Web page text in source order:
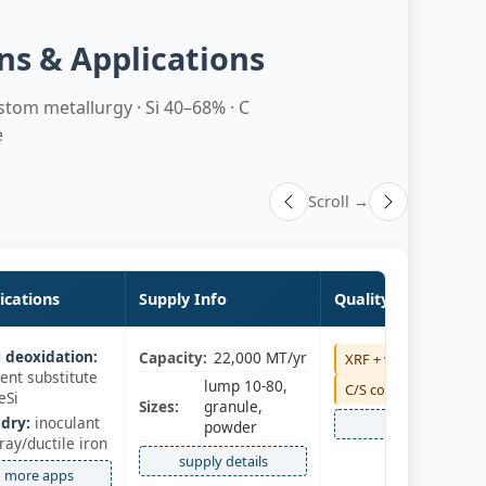
& Applications
metallurgy · Si 40–68% · C
Scroll →
Supply Info Quality Control
deoxidation:
substitute
inoculant
ductile iron
more apps
Capacity: 22,000 MT/yr
Sizes:
lump 10-80,
granule,
powder
supply details
XRF + wet Si
C/S combustion